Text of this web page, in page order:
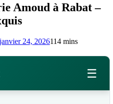
Amoud à Rabat –
janvier 24, 2026114 mins
☰